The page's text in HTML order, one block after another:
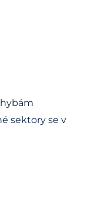
sektory se v